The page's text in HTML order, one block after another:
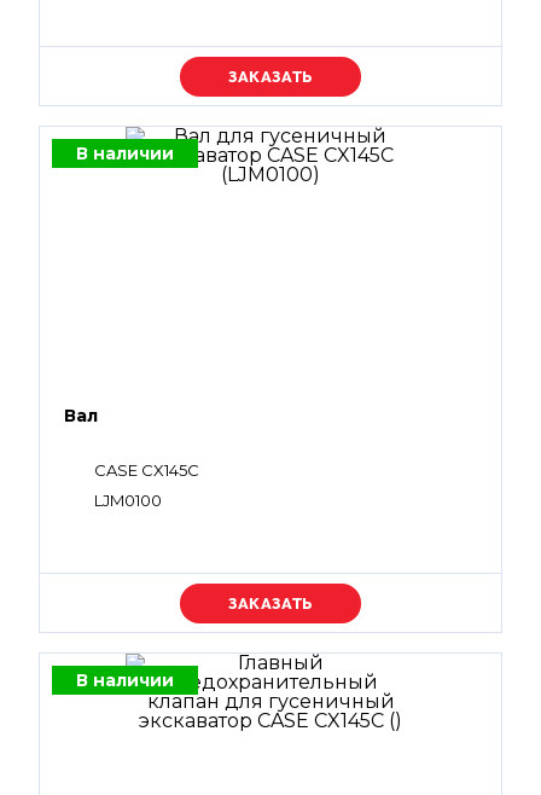
Уточняйте цену
В наличии
Вал
CASE CX145C
LJM0100
Уточняйте цену
В наличии